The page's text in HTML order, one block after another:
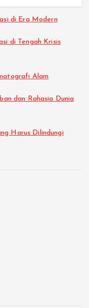
di Era Modern
di Tengah Krisis
Alam
dan Rahasia Dunia
Harus Dilindungi